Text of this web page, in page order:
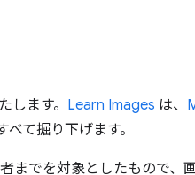
ます。 Learn Images は、
て掘り下げます。
までを対象としたもので、